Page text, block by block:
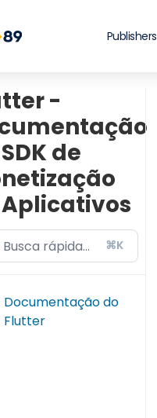
Publishers
-
de
⌘K
Documentação do
Flutter